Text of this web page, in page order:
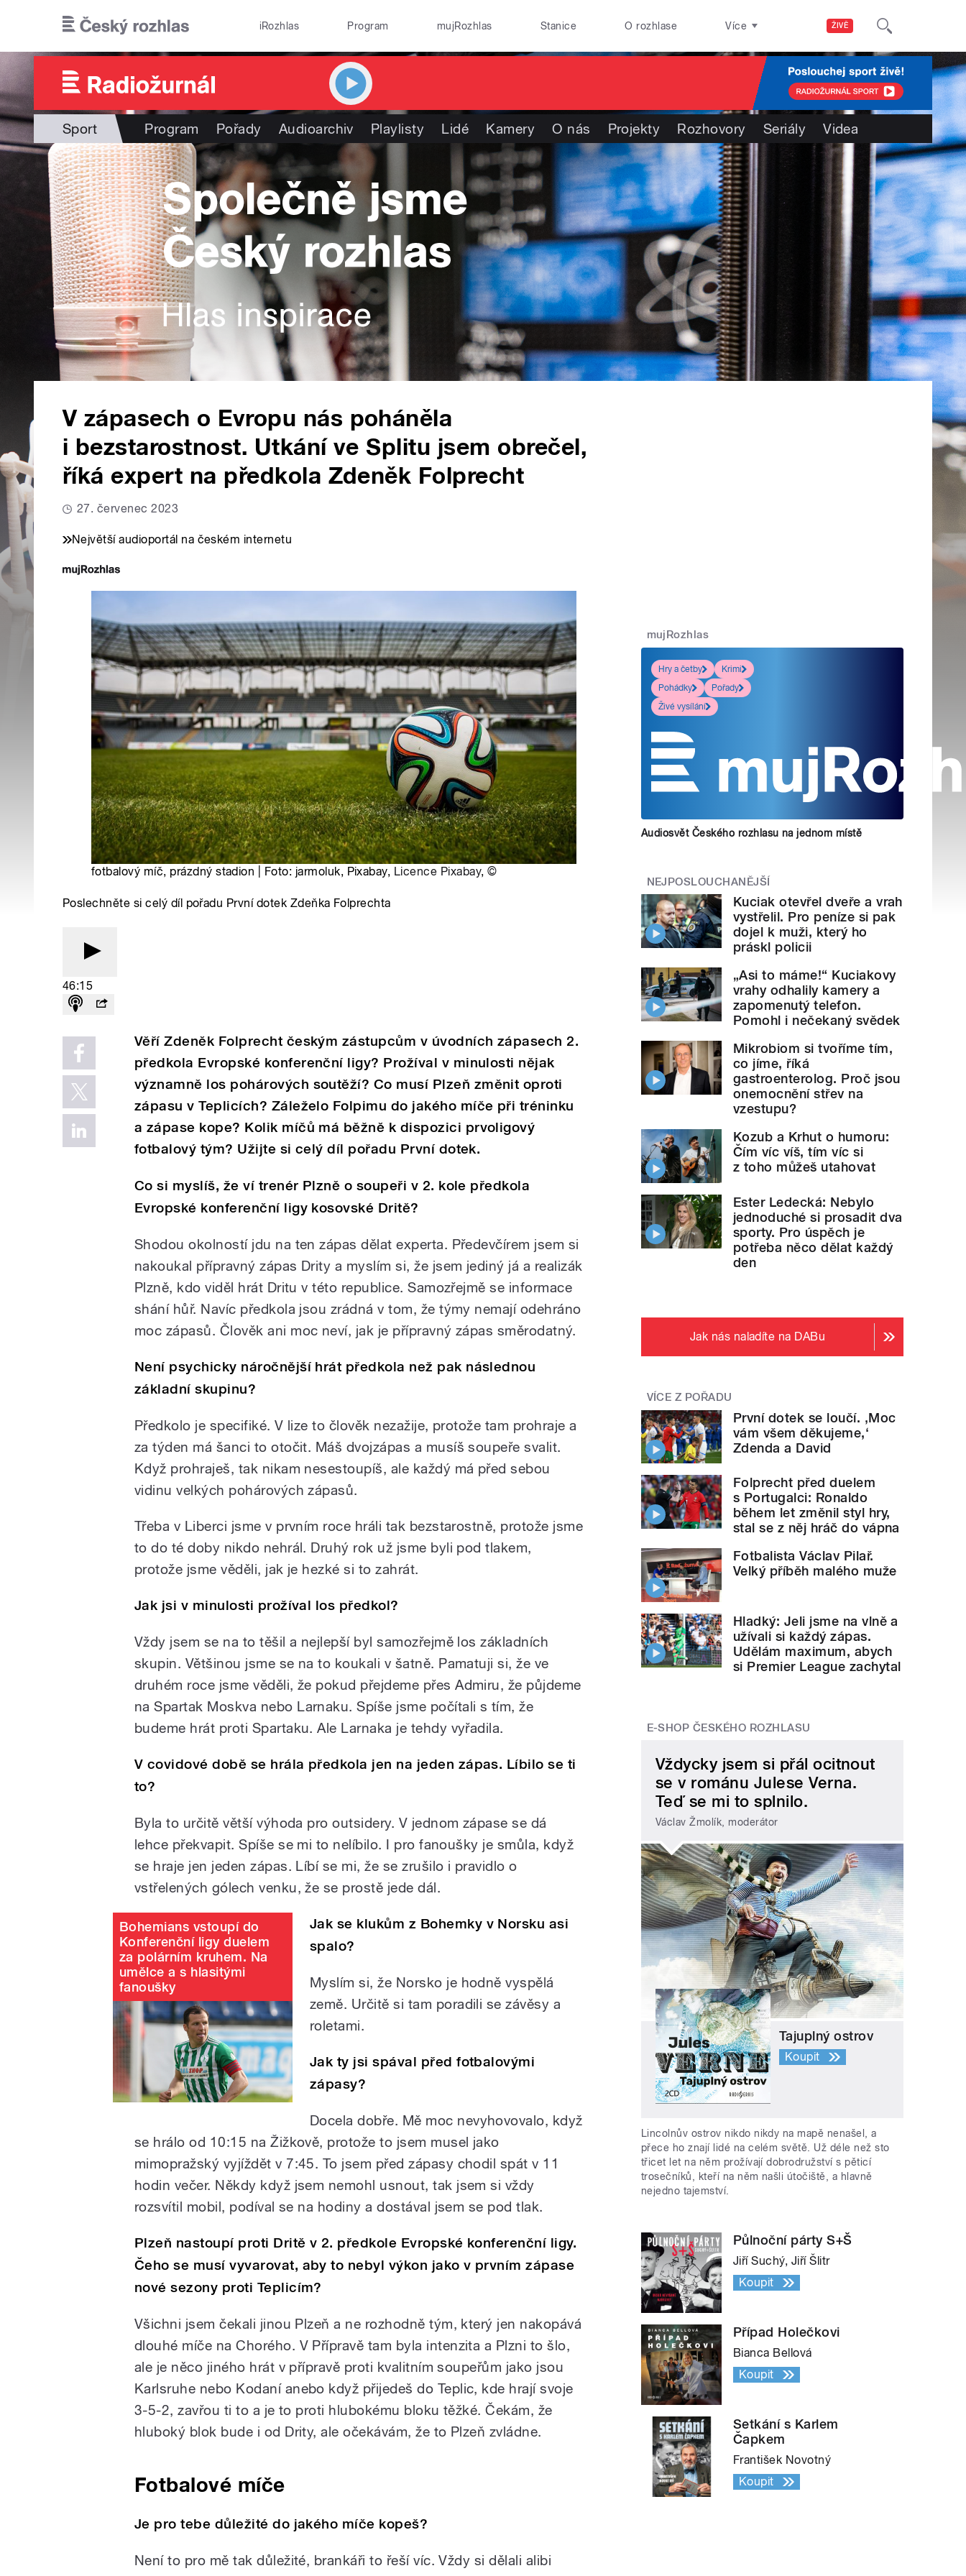
ŽIVĚ
iRozhlas Program mujRozhlas Stanice O rozhlase Více
Sport Program Pořady Audioarchiv Playlisty Lidé Kamery O nás Projekty Rozhovory Seriály Videa
V zápasech o Evropu nás poháněla
i bezstarostnost. Utkání ve Splitu jsem obrečel,
říká expert na předkola Zdeněk Folprecht
27. červenec 2023
Největší audioportál na českém internetu
fotbalový míč, prázdný stadion | Foto: jarmoluk, Pixabay, Licence Pixabay,©
Poslechněte si celý díl pořadu První dotek Zdeňka Folprechta
46:15
Věří Zdeněk Folprecht českým zástupcům v úvodních zápasech 2.
předkola Evropské konferenční ligy? Prožíval v minulosti nějak
významně los pohárových soutěží? Co musí Plzeň změnit oproti
zápasu v Teplicích? Záleželo Folpimu do jakého míče při tréninku
a zápase kope? Kolik míčů má běžně k dispozici prvoligový
fotbalový tým? Užijte si celý díl pořadu První dotek.
Co si myslíš, že ví trenér Plzně o soupeři v 2. kole předkola
Evropské konferenční ligy kosovské Dritě?
Shodou okolností jdu na ten zápas dělat experta. Předevčírem jsem si
nakoukal přípravný zápas Drity a myslím si, že jsem jediný já a realizák
Plzně, kdo viděl hrát Dritu v této republice. Samozřejmě se informace
shání hůř. Navíc předkola jsou zrádná v tom, že týmy nemají odehráno
moc zápasů. Člověk ani moc neví, jak je přípravný zápas směrodatný.
Není psychicky náročnější hrát předkola než pak následnou
základní skupinu?
Předkolo je specifiké. V lize to člověk nezažije, protože tam prohraje a
za týden má šanci to otočit. Máš dvojzápas a musíš soupeře svalit.
Když prohraješ, tak nikam nesestoupíš, ale každý má před sebou
vidinu velkých pohárových zápasů.
Třeba v Liberci jsme v prvním roce hráli tak bezstarostně, protože jsme
to do té doby nikdo nehrál. Druhý rok už jsme byli pod tlakem,
protože jsme věděli, jak je hezké si to zahrát.
Jak jsi v minulosti prožíval los předkol?
Vždy jsem se na to těšil a nejlepší byl samozřejmě los základních
skupin. Většinou jsme se na to koukali v šatně. Pamatuji si, že ve
druhém roce jsme věděli, že pokud přejdeme přes Admiru, že půjdeme
na Spartak Moskva nebo Larnaku. Spíše jsme počítali s tím, že
budeme hrát proti Spartaku. Ale Larnaka je tehdy vyřadila.
V covidové době se hrála předkola jen na jeden zápas. Líbilo se ti
to?
Byla to určitě větší výhoda pro outsidery. V jednom zápase se dá
lehce překvapit. Spíše se mi to nelíbilo. I pro fanoušky je smůla, když
se hraje jen jeden zápas. Líbí se mi, že se zrušilo i pravidlo o
vstřelených gólech venku, že se prostě jede dál.
Bohemians vstoupí do
Konferenční ligy duelem
za polárním kruhem. Na
umělce a s hlasitými
fanoušky
Jak se klukům z Bohemky v Norsku asi
spalo?
Myslím si, že Norsko je hodně vyspělá
země. Určitě si tam poradili se závěsy a
roletami.
Jak ty jsi spával před fotbalovými
zápasy?
Docela dobře. Mě moc nevyhovovalo, když
se hrálo od 10:15 na Žižkově, protože to jsem musel jako
mimopražský vyjíždět v 7:45. To jsem před zápasy chodil spát v 11
hodin večer. Někdy když jsem nemohl usnout, tak jsem si vždy
rozsvítil mobil, podíval se na hodiny a dostával jsem se pod tlak.
Plzeň nastoupí proti Dritě v 2. předkole Evropské konferenční ligy.
Čeho se musí vyvarovat, aby to nebyl výkon jako v prvním zápase
nové sezony proti Teplicím?
Všichni jsem čekali jinou Plzeň a ne rozhodně tým, který jen nakopává
dlouhé míče na Chorého. V Přípravě tam byla intenzita a Plzni to šlo,
ale je něco jiného hrát v přípravě proti kvalitním soupeřům jako jsou
Karlsruhe nebo Kodaní anebo když přijedeš do Teplic, kde hrají svoje
3-5-2, zavřou ti to a je to proti hlubokému bloku těžké. Čekám, že
hluboký blok bude i od Drity, ale očekávám, že to Plzeň zvládne.
Fotbalové míče
Je pro tebe důležité do jakého míče kopeš?
Není to pro mě tak důležité, brankáři to řeší víc. Vždy si dělali alibi
mujRozhlas
Hry a četby
Krimi
Pohádky
Pořady
Živé vysílání
Audiosvět Českého rozhlasu na jednom místě
NEJPOSLOUCHANĚJŠÍ
Kuciak otevřel dveře a vrah
vystřelil. Pro peníze si pak
dojel k muži, který ho
práskl policii
„Asi to máme!“ Kuciakovy
vrahy odhalily kamery a
zapomenutý telefon.
Pomohl i nečekaný svědek
Mikrobiom si tvoříme tím,
co jíme, říká
gastroenterolog. Proč jsou
onemocnění střev na
vzestupu?
Kozub a Krhut o humoru:
Čím víc víš, tím víc si
z toho můžeš utahovat
Ester Ledecká: Nebylo
jednoduché si prosadit dva
sporty. Pro úspěch je
potřeba něco dělat každý
den
Jak nás naladíte na DABu
VÍCE Z POŘADU
První dotek se loučí. ‚Moc
vám všem děkujeme,‘
Zdenda a David
Folprecht před duelem
s Portugalci: Ronaldo
během let změnil styl hry,
stal se z něj hráč do vápna
Fotbalista Václav Pilař.
Velký příběh malého muže
Hladký: Jeli jsme na vlně a
užívali si každý zápas.
Udělám maximum, abych
si Premier League zachytal
E-SHOP ČESKÉHO ROZHLASU
Vždycky jsem si přál ocitnout
se v románu Julese Verna.
Teď se mi to splnilo.
Václav Žmolík, moderátor
Tajuplný ostrov
Koupit
Lincolnův ostrov nikdo nikdy na mapě nenašel, a
přece ho znají lidé na celém světě. Už déle než sto
třicet let na něm prožívají dobrodružství s pěticí
trosečníků, kteří na něm našli útočiště, a hlavně
nejedno tajemství.
Půlnoční párty S+Š
Jiří Suchý, Jiří Šlitr
Koupit
Případ Holečkovi
Bianca Bellová
Koupit
Setkání s Karlem
Čapkem
František Novotný
Koupit